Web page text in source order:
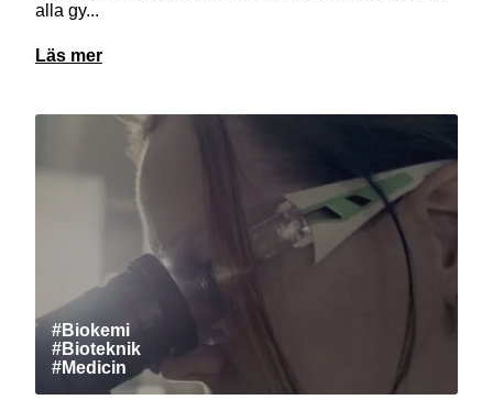
alla gy...
Läs mer
#Biokemi
#Bioteknik
#Medicin